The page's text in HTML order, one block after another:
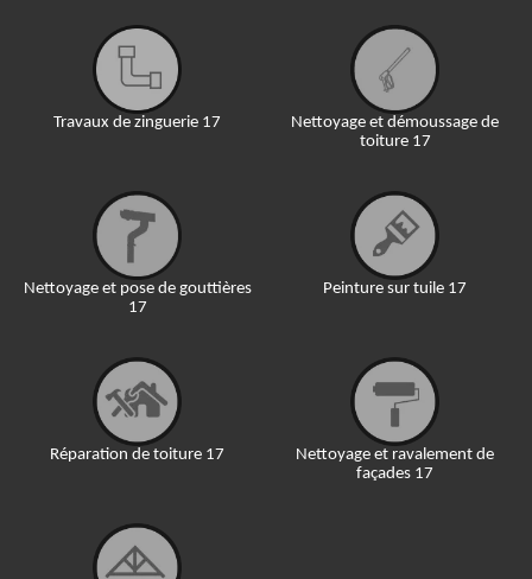
Travaux de zinguerie 17
Nettoyage et pose de gouttières
17
Réparation de toiture 17
Nettoyage et démoussage de
toiture 17
Peinture sur tuile 17
Nettoyage et ravalement de
façades 17